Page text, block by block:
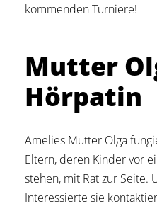
kommenden Turniere!
Mutter
Hörpatin
Amelies Mutter Olga
Eltern, deren Kinder vor
stehen, mit Rat zur Seite.
Interessierte sie